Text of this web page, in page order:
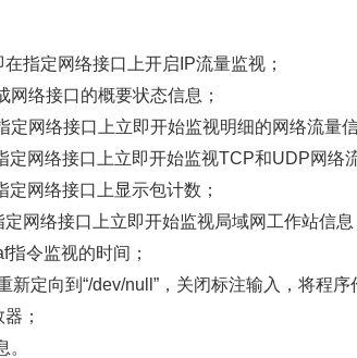
指定网络接口上开启IP流量监视；
网络接口的概要状态信息；
定网络接口上立即开始监视明细的网络流量信
定网络接口上立即开始监视TCP和UDP网络
定网络接口上显示包计数；
网络接口上立即开始监视局域网工作站信息
令监视的时间；
新定向到“/dev/null”，关闭标注输入，将程序
；